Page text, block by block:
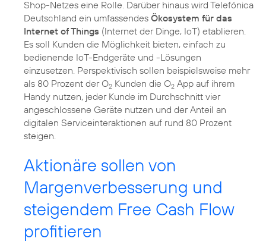
Shop-Netzes eine Rolle. Darüber hinaus wird Telefónica
Deutschland ein umfassendes Ökosystem für das
Internet of Things (Internet der Dinge, IoT) etablieren.
Es soll Kunden die Möglichkeit bieten, einfach zu
bedienende IoT-Endgeräte und -Lösungen
einzusetzen. Perspektivisch sollen beispielsweise mehr
als 80 Prozent der O2 Kunden die O2 App auf ihrem
Handy nutzen, jeder Kunde im Durchschnitt vier
angeschlossene Geräte nutzen und der Anteil an
digitalen Serviceinteraktionen auf rund 80 Prozent
steigen.
Aktionäre sollen von
Margenverbesserung und
steigendem Free Cash Flow
profitieren